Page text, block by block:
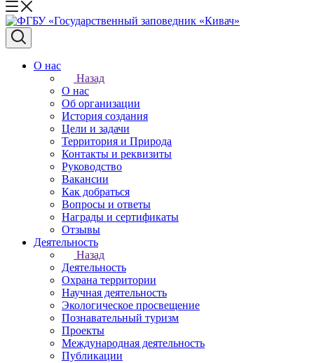
О нас
Назад
О нас
Об организации
История создания
Цели и задачи
Территория и Природа
Контакты и реквизиты
Руководство
Вакансии
Как добраться
Вопросы и ответы
Награды и сертификаты
Отзывы
Деятельность
Назад
Деятельность
Охрана территории
Научная деятельность
Экологическое просвещение
Познавательный туризм
Проекты
Международная деятельность
Публикации